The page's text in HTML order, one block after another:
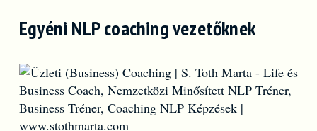
Egyéni NLP coaching vezetőknek